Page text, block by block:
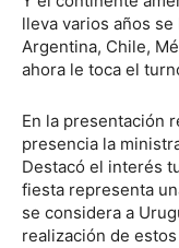
lleva varios años
Argentina, Chile,
ahora le toca el
En la presentación
presencia la
Destacó el interés
fiesta representa
se considera a
realización de estos